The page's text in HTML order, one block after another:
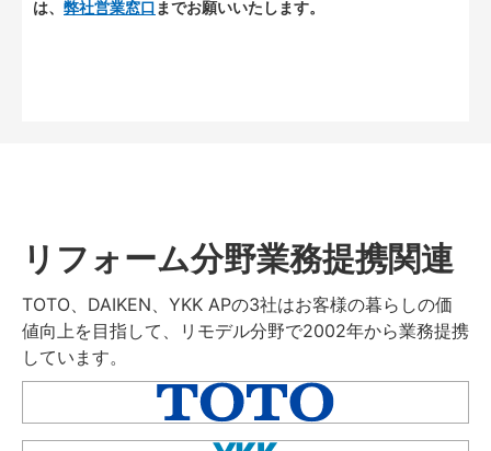
は、 弊社営業窓口 までお願いいたします。
リフォーム分野業務提携関連
TOTO、DAIKEN、YKK APの3社はお客様の暮らしの価
値向上を目指して、リモデル分野で2002年から業務提携
しています。